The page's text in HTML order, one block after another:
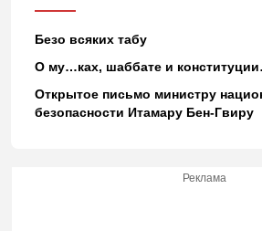
Безо всяких табу
О му…ках, шаббате и
Открытое письмо министру
безопасности Итамару Бен-Гвиру
Реклама